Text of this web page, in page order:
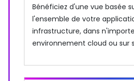
Bénéficiez d'une vue basée
l'ensemble de votre
infrastructure, dans
environnement cloud ou sur